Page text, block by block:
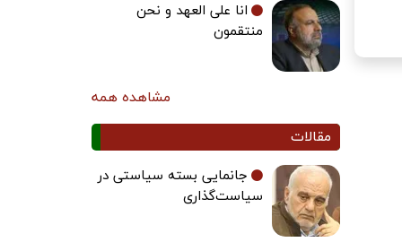
انا علی العهد و نحن
منتقمون
مشاهده همه
مقالات
جانمایی بسته سیاستی در
سیاست‌گذاری